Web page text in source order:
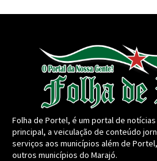
Folha de Portel, é um portal de
principal, a veiculação de conteúdo
serviços aos municípios além de
outros municípios do Marajó.